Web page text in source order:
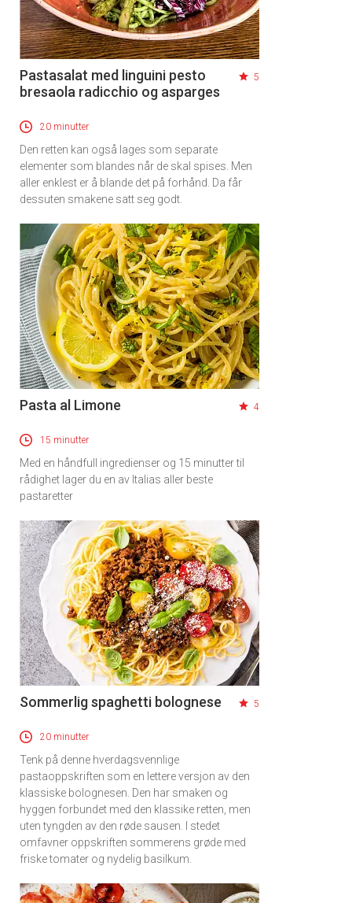
Pastasalat med linguini pesto
bresaola radicchio og asparges
5
20 minutter
Den retten kan også lages som separate
elementer som blandes når de skal spises. Men
aller enklest er å blande det på forhånd. Da får
dessuten smakene satt seg godt.
Pasta al Limone 4
15 minutter
Med en håndfull ingredienser og 15 minutter til
rådighet lager du en av Italias aller beste
pastaretter
Sommerlig spaghetti bolognese 5
20 minutter
Tenk på denne hverdagsvennlige
pastaoppskriften som en lettere versjon av den
klassiske bolognesen. Den har smaken og
hyggen forbundet med den klassike retten, men
uten tyngden av den røde sausen. I stedet
omfavner oppskriften sommerens grøde med
friske tomater og nydelig basilkum.